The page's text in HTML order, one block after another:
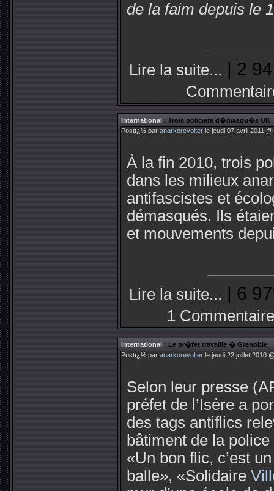
de la faim depuis le
Lire la suite... | 2
International : Trois policiers d�masqu�s UK
Postï¿½ par anarkorevolter le jeudi 07 avril 2011
À la fin 2010, trois
dans les milieux
antifascistes et
démasqués. Ils
et mouvements
Lire la suite... | 6
1 Commentaire
International : Le pr�fet travaille � Grenoble
Postï¿½ par anarkorevolter le jeudi 22 juillet 2010
Selon leur presse
préfet de l’Isère a
des tags antiflics
bâtiment de la
«Un bon flic, c’est
balle», «Solidaire